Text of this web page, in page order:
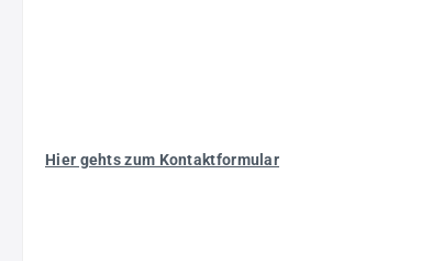
Hier gehts zum Kontaktformular